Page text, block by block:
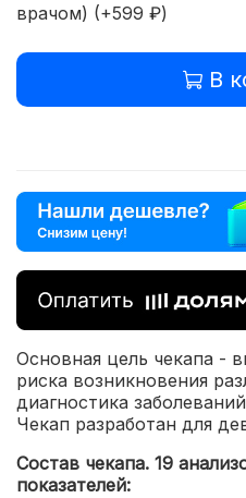
врачом) (+599 ₽)
В
Основная цель чекапа -
риска возникновения
диагностика
Чекап разработан для
Состав чекапа. 19
показателей: